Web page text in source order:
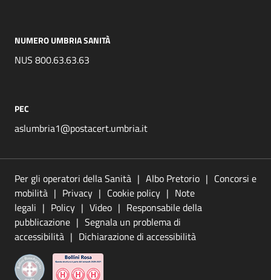
NUMERO UMBRIA SANITÀ
NUS 800.63.63.63
PEC
aslumbria1@postacert.umbria.it
Per gli operatori della Sanità Albo Pretorio
Concorsi e
mobilità
Privacy Cookie policy
Note
legali
Policy Video
Responsabile della
pubblicazione
Segnala un problema di
accessibilità
Dichiarazione di accessibilità